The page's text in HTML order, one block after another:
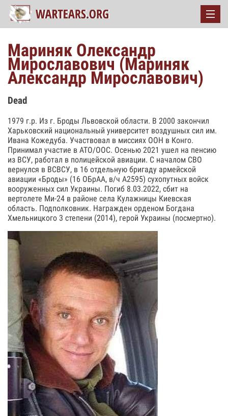
Мариняк Олександр
Мирославович (Мариняк
Александр Мирославович)
Dead
1979 г.р. Из г. Броды Львовской области. В 2000 закончил
Харьковский национальный университет воздушных сил им.
Ивана Кожедуба. Участвовал в миссиях ООН в Конго.
Принимал участие в АТО/ООС. Осенью 2021 ушел на пенсию
из ВСУ, работал в полицейской авиации. С началом СВО
вернулся в ВСВСУ, в 16 отдельную бригаду армейской
авиации «Броды» (16 ОБрАА, в/ч А2595) сухопутных войск
вооруженных сил Украины. Погиб 8.03.2022, сбит на
вертолете Ми-24 в районе села Кулажницы Киевская
область. Подполковник. Награжден орденом Богдана
Хмельницкого 3 степени (2014), герой Украины (посмертно).